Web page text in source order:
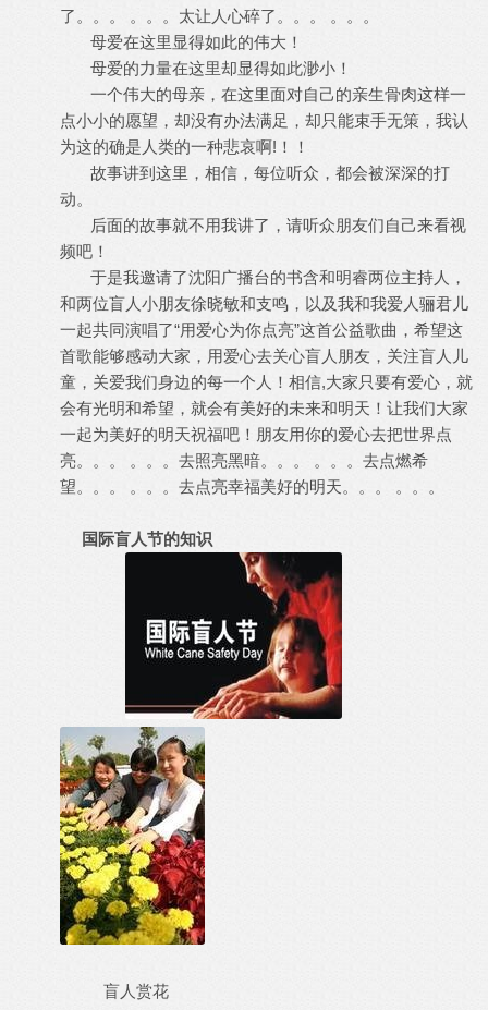
了。。。 。。。太让人心碎了。。。 。。。
母爱在这里显得如此的伟大！
母爱的力量在这里却显得如此渺小！
一个伟大的母亲，在这里面对自己的亲生骨肉这样一
点小小的愿望，却没有办法满足，却只能束手无策，我认
为这的确是人类的一种悲哀啊!！！
故事讲到这里，相信，每位听众，都会被深深的打
动。
后面的故事就不用我讲了，请听众朋友们自己来看视
频吧！
于是我邀请了沈阳广播台的书含和明睿两位主持人，
和两位盲人小朋友徐晓敏和支鸣，以及我和我爱人骊君儿
一起共同演唱了“用爱心为你点亮”这首公益歌曲，希望这
首歌能够感动大家，用爱心去关心盲人朋友，关注盲人儿
童，关爱我们身边的每一个人！相信,大家只要有爱心，就
会有光明和希望，就会有美好的未来和明天！让我们大家
一起为美好的明天祝福吧！朋友用你的爱心去把世界点
亮。。。 。。。去照亮黑暗。。。 。。。去点燃希
望。。。 。。。去点亮幸福美好的明天。。。 。。。
国际盲人节的知识
盲人赏花